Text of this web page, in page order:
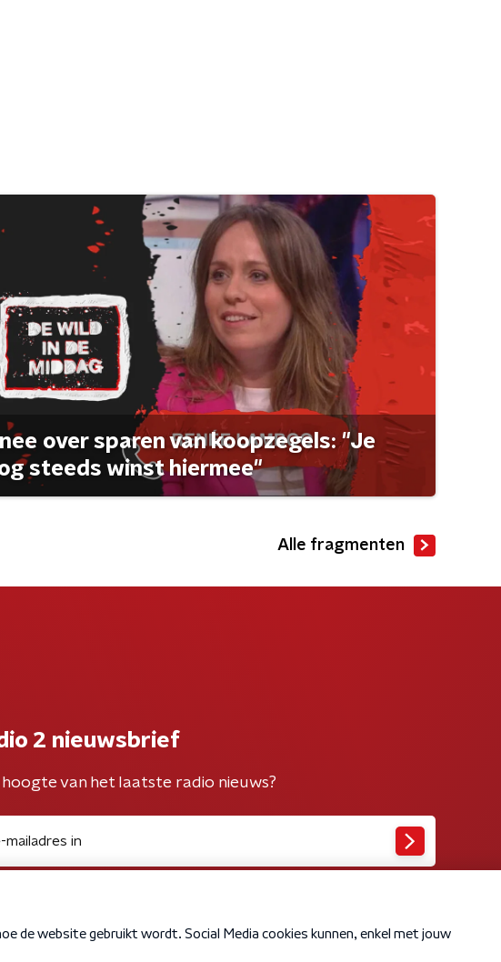
over sparen van koopzegels: "Je
steeds winst hiermee"
Alle fragmenten
2 nieuwsbrief
van het laatste radio nieuws?